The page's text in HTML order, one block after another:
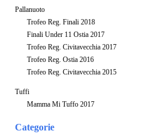
Pallanuoto
Trofeo Reg. Finali 2018
Finali Under 11 Ostia 2017
Trofeo Reg. Civitavecchia 2017
Trofeo Reg. Ostia 2016
Trofeo Reg. Civitavecchia 2015
Tuffi
Mamma Mi Tuffo 2017
Categorie